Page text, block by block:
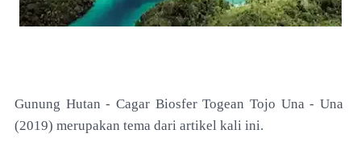
Gunung Hutan - Cagar Biosfer Togean Tojo Una - Una
(2019) merupakan tema dari artikel kali ini.